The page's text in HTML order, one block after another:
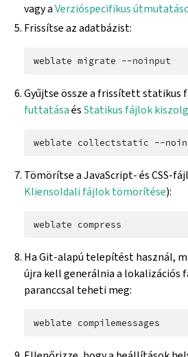
vagy aVerzióspecifikus
Frissítse az adatbázist:
weblate migrate
Gyűjtse össze a frissített statikus
futtatásaésStatikus fájlok
weblate collectstatic --
Tömörítse a JavaScript- és CSS-
Kliensoldali fájlok tömörítése):
weblate
Ha Git-alapú telepítést használ,
újra kell generálnia a lokalizációs
paranccsal teheti meg:
weblate